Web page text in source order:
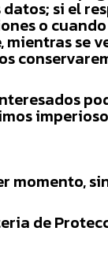
si el
o
se
momento,
de